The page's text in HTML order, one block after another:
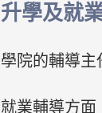
升學及就
學院的輔導主
就業輔導方面